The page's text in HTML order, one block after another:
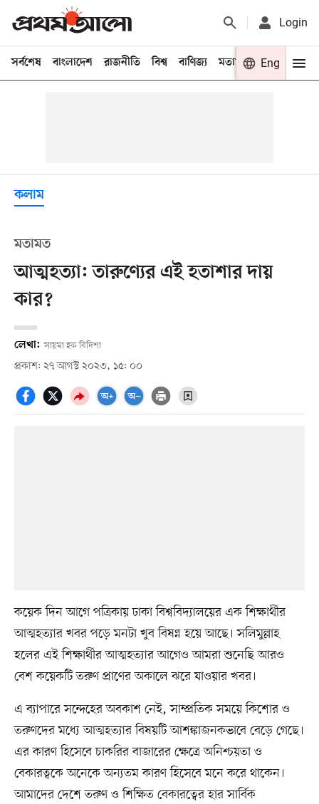
Login
সর্বশেষ বাংলাদেশ রাজনীতি বিশ্ব বাণিজ্য মতামত খেলা
Eng
কলাম
মতামত
আত্মহত্যা: তারুণ্যের এই হতাশার দায়
কার?
লেখা: সায়মা হক বিদিশা
প্রকাশ: ২৭ আগস্ট ২০২৩, ১৫: ০০
কয়েক দিন আগে পত্রিকায় ঢাকা বিশ্ববিদ্যালয়ের এক শিক্ষার্থীর
আত্মহত্যার খবর পড়ে মনটা খুব বিষণ্ন হয়ে আছে। সলিমুল্লাহ
হলের এই শিক্ষার্থীর আত্মহত্যার আগেও আমরা শুনেছি আরও
বেশ কয়েকটি তরুণ প্রাণের অকালে ঝরে যাওয়ার খবর।
এ ব্যাপারে সন্দেহের অবকাশ নেই, সাম্প্রতিক সময়ে কিশোর ও
তরুণদের মধ্যে আত্মহত্যার বিষয়টি আশঙ্কাজনকভাবে বেড়ে গেছে।
এর কারণ হিসেবে চাকরির বাজারের ক্ষেত্রে অনিশ্চয়তা ও
বেকারত্বকে অনেকে অন্যতম কারণ হিসেবে মনে করে থাকেন।
আমাদের দেশে তরুণ ও শিক্ষিত বেকারত্বের হার সার্বিক